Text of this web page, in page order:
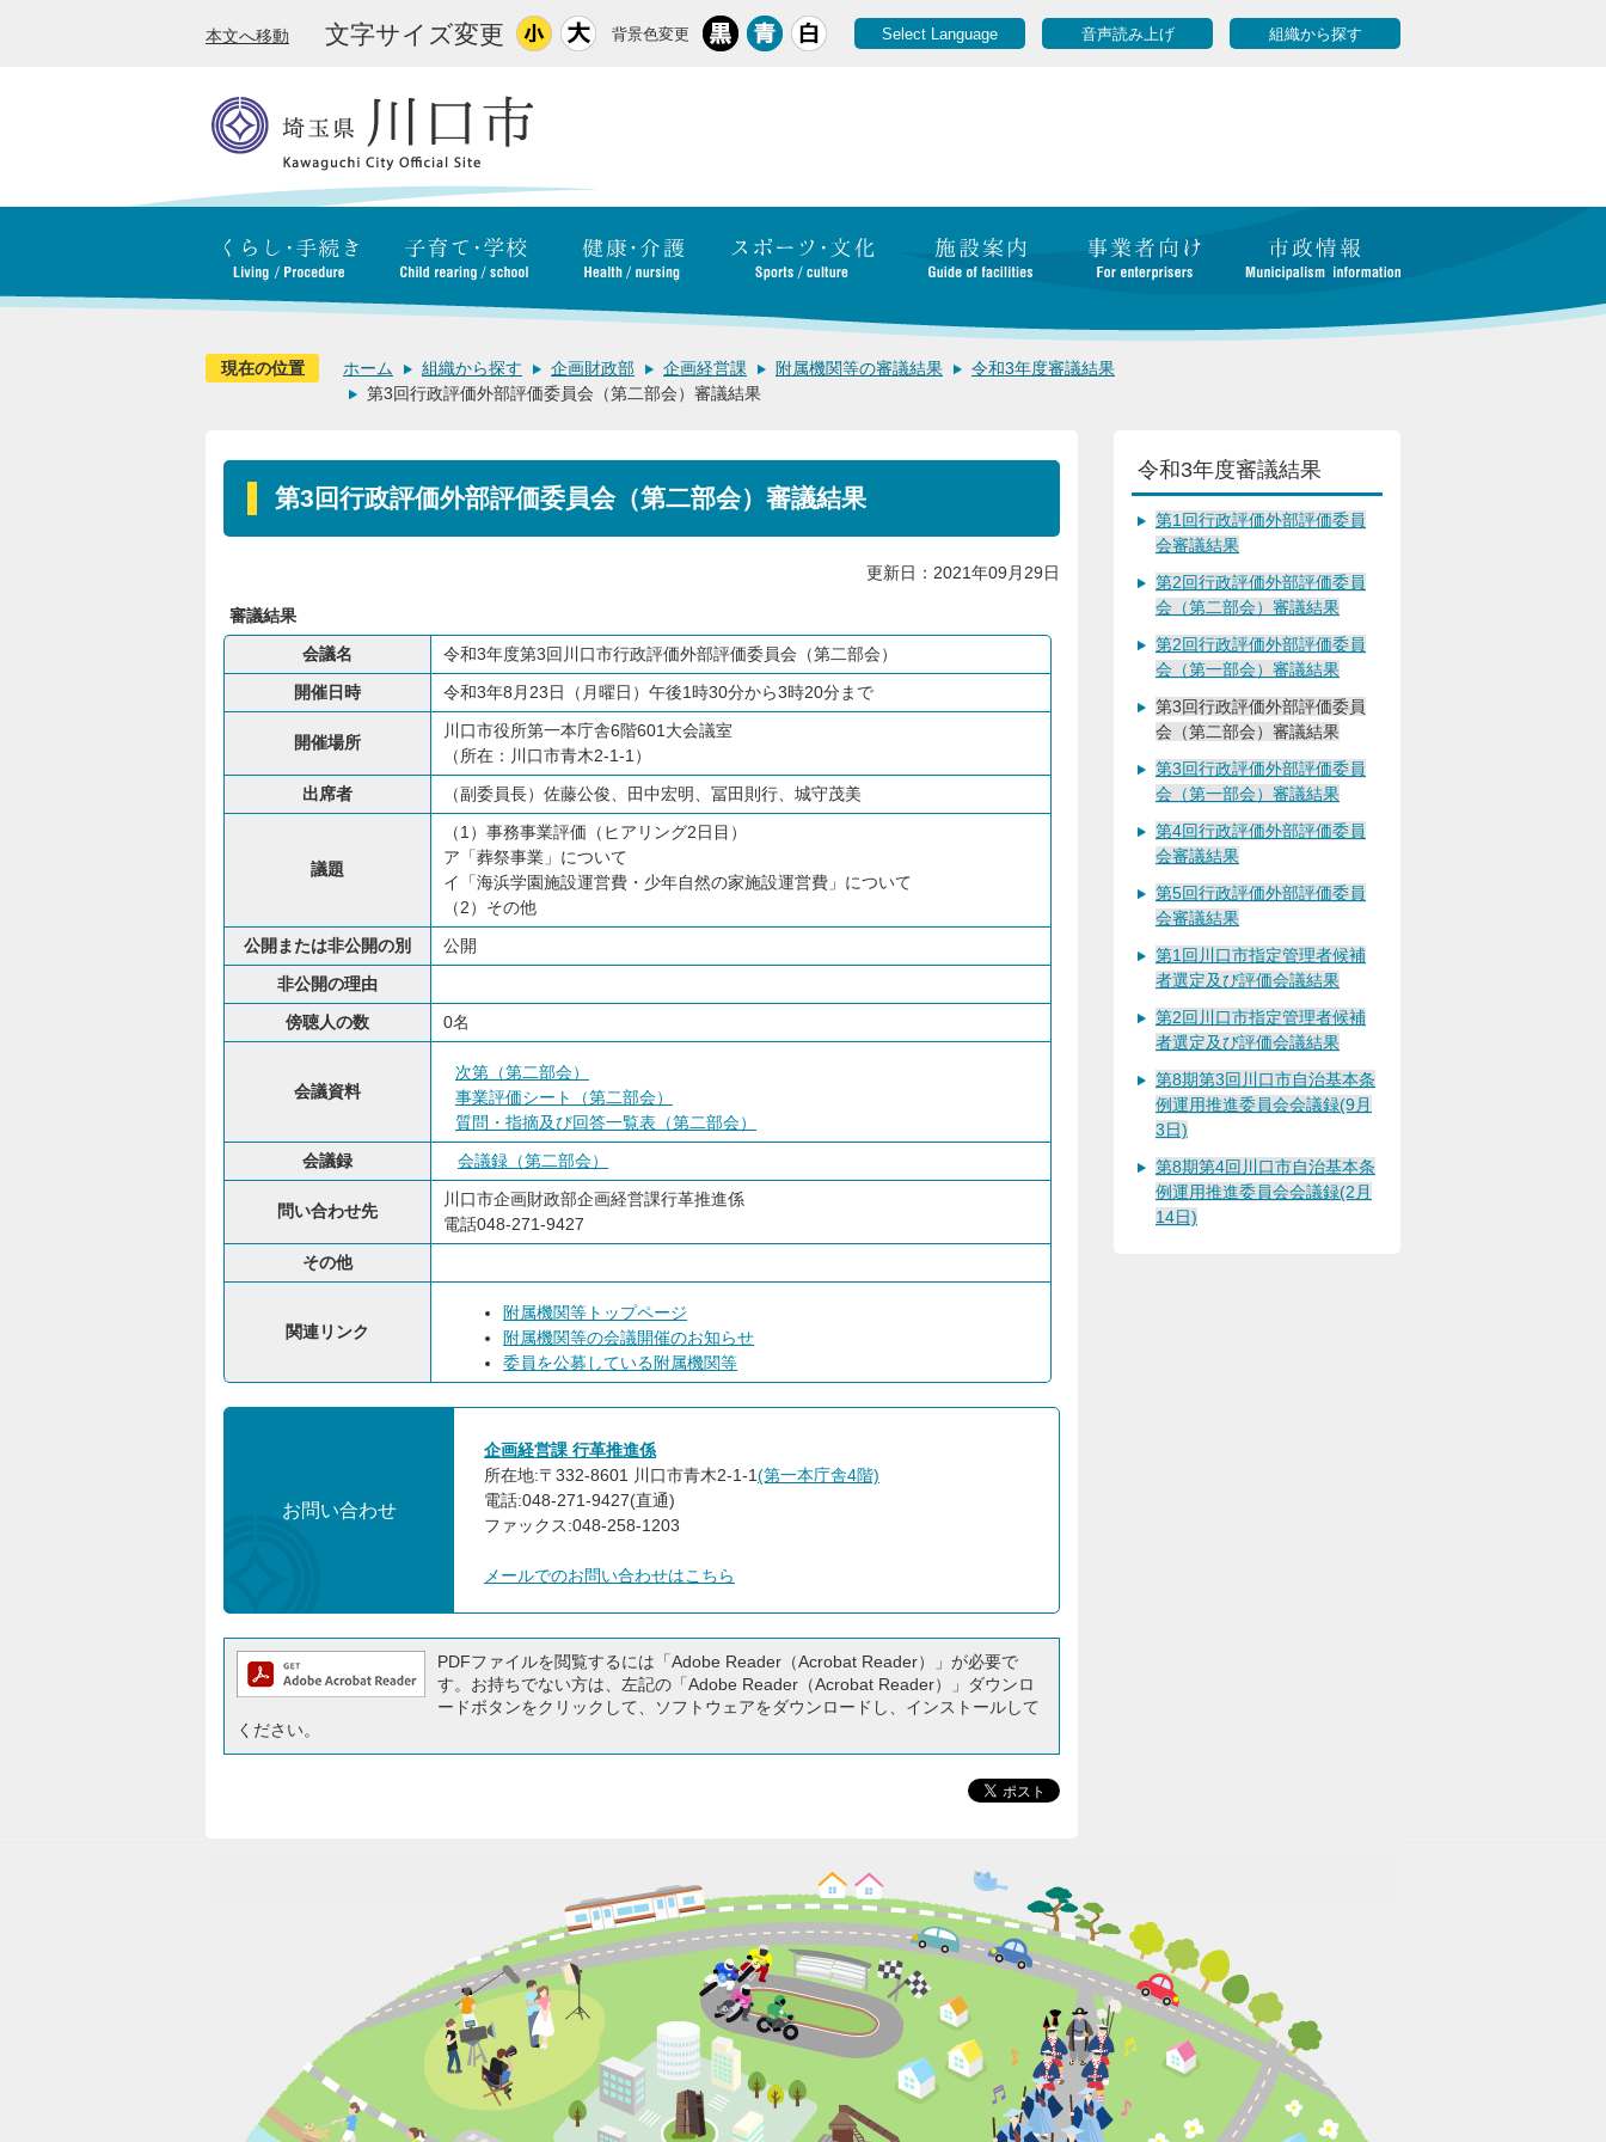
本文へ移動 文字サイズ変更 背景色変更 Select Language 音声読み上げ 組織から探す
現在の位置 ホーム 組織から探す 企画財政部 企画経営課 附属機関等の審議結果
令和3年度審議結果
第3回行政評価外部評価委員会（第二部会）審議結果
第3回行政評価外部評価委員会（第二部会）審議結果
更新日：2021年09月29日
審議結果
会議名
令和3年度第3回川口市行政評価外部評価委員会（第二部会）
開催日時
令和3年8月23日（月曜日）午後1時30分から3時20分まで
開催場所
川口市役所第一本庁舎6階601大会議室
（所在：川口市青木2-1-1）
出席者
（副委員長）佐藤公俊、田中宏明、冨田則行、城守茂美
議題
（1）事務事業評価（ヒアリング2日目）
ア「葬祭事業」について
イ「海浜学園施設運営費・少年自然の家施設運営費」について
（2）その他
公開または非公開の別
公開
非公開の理由
傍聴人の数
0名
会議資料
次第（第二部会）
事業評価シート（第二部会）
質問・指摘及び回答一覧表（第二部会）
会議録
会議録（第二部会）
問い合わせ先
川口市企画財政部企画経営課行革推進係
電話048-271-9427
その他
関連リンク
附属機関等トップページ
附属機関等の会議開催のお知らせ
委員を公募している附属機関等
お問い合わせ
企画経営課 行革推進係
所在地:〒332-8601 川口市青木2-1-1(第一本庁舎4階)
電話:048-271-9427(直通)
ファックス:048-258-1203
メールでのお問い合わせはこちら
PDFファイルを閲覧するには「Adobe Reader（Acrobat Reader）」が必要で
す。お持ちでない方は、左記の「Adobe Reader（Acrobat Reader）」ダウンロ
ードボタンをクリックして、ソフトウェアをダウンロードし、インストールして
ください。
令和3年度審議結果
第1回行政評価外部評価委員
会審議結果
第2回行政評価外部評価委員
会（第二部会）審議結果
第2回行政評価外部評価委員
会（第一部会）審議結果
第3回行政評価外部評価委員
会（第二部会）審議結果
第3回行政評価外部評価委員
会（第一部会）審議結果
第4回行政評価外部評価委員
会審議結果
第5回行政評価外部評価委員
会審議結果
第1回川口市指定管理者候補
者選定及び評価会議結果
第2回川口市指定管理者候補
者選定及び評価会議結果
第8期第3回川口市自治基本条
例運用推進委員会会議録(9月
3日)
第8期第4回川口市自治基本条
例運用推進委員会会議録(2月
14日)